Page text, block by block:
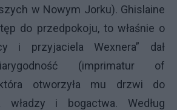
w Nowym Jorku). Ghislaine
do przedpokoju, to właśnie o
i przyjaciela Wexnera” dał
(imprimatur of
otworzyła mu drzwi do
władzy i bogactwa. Według